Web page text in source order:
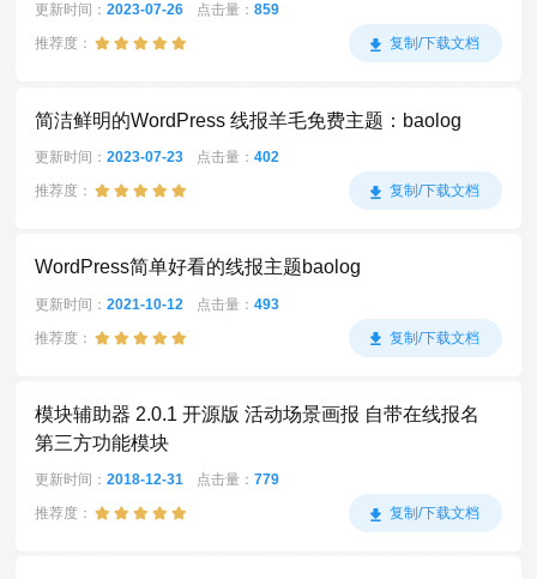
更新时间：2023-07-26 点击量：859
推荐度：
复制/下载文档
简洁鲜明的WordPress 线报羊毛免费主题：baolog
更新时间：2023-07-23 点击量：402
推荐度：
复制/下载文档
WordPress简单好看的线报主题baolog
更新时间：2021-10-12 点击量：493
推荐度：
复制/下载文档
模块辅助器 2.0.1 开源版 活动场景画报 自带在线报名
第三方功能模块
更新时间：2018-12-31 点击量：779
推荐度：
复制/下载文档